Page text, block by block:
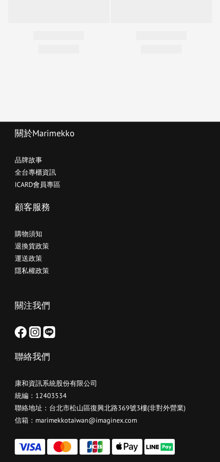
關於Marimekko
品牌故事
全台專櫃資訊
ICARD會員專區
顧客服務
購物須知
退換貨政策
運送政策
隱私權政策
關注我們
聯絡我們
康和資訊系統股份有限公司
統編：12403534
聯絡地址：台北市松山區復興北路369號3樓(非對外營業)
信箱：marimekkotaiwan@imaginex.com